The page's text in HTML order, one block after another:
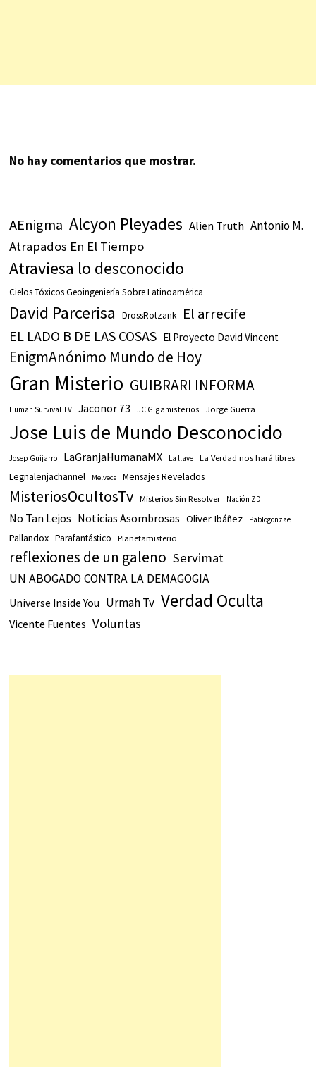
No hay comentarios que mostrar.
AEnigma Alcyon Pleyades Alien Truth Antonio M.
Atrapados En El Tiempo
Atraviesa lo desconocido
Cielos Tóxicos Geoingeniería Sobre Latinoamérica
David Parcerisa DrossRotzank El arrecife
EL LADO B DE LAS COSAS El Proyecto David Vincent
EnigmAnónimo Mundo de Hoy
Gran Misterio GUIBRARI INFORMA
Human Survival TV Jaconor 73 JC Gigamisterios Jorge Guerra
Jose Luis de Mundo Desconocido
Josep Guijarro LaGranjaHumanaMX La llave La Verdad nos hará libres
Legnalenjachannel Melvecs Mensajes Revelados
MisteriosOcultosTv Misterios Sin Resolver Nación ZDI
No Tan Lejos Noticias Asombrosas Oliver Ibáñez Pablogonzae
Pallandox Parafantástico Planetamisterio
reflexiones de un galeno Servimat
UN ABOGADO CONTRA LA DEMAGOGIA
Universe Inside You Urmah Tv Verdad Oculta
Vicente Fuentes Voluntas